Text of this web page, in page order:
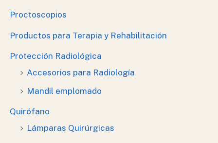
Proctoscopios
Productos para Terapia y Rehabilitación
Protección Radiológica
Accesorios para Radiología
Mandil emplomado
Quirófano
Lámparas Quirúrgicas